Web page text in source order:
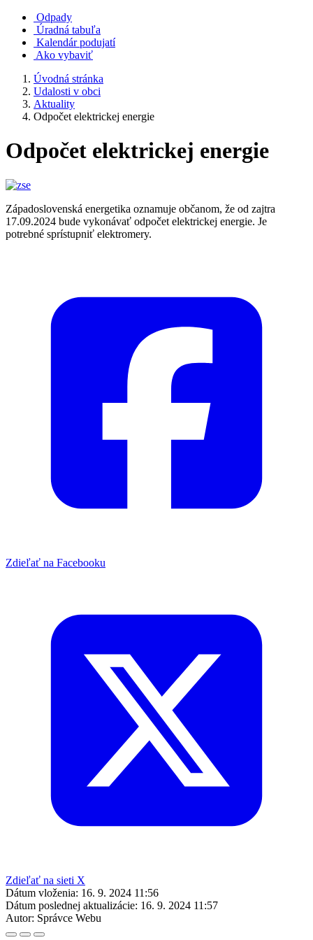
Odpady
Úradná tabuľa
Kalendár podujatí
Ako vybaviť
Úvodná stránka
Udalosti v obci
Aktuality
Odpočet elektrickej energie
Odpočet elektrickej energie
Západoslovenská energetika oznamuje občanom, že od zajtra
17.09.2024 bude vykonávať odpočet elektrickej energie. Je
potrebné sprístupniť elektromery.
Zdieľať na Facebooku
Zdieľať na sieti X
Dátum vloženia: 16. 9. 2024 11:56
Dátum poslednej aktualizácie: 16. 9. 2024 11:57
Autor: Správce Webu